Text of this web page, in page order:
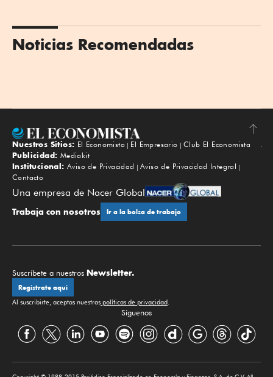
Noticias Recomendadas
Subir
Nuestros Sitios: El Economista El Empresario
Club El Economista
Publicidad: Mediakit
Institucional: Aviso de Privacidad
Aviso de Privacidad Integral
Contacto
Una empresa de Nacer Global
Trabaja con nosotros Ir a la bolsa de trabajo
Suscríbete a nuestros Newsletter.
Regístrate aquí
Al suscribirte, aceptas nuestras políticas de privacidad
Síguenos